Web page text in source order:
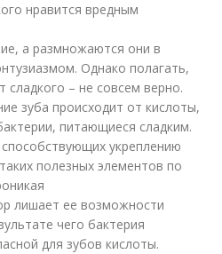
нравится вредным
а размножаются они в
Однако полагать,
сладкого – не совсем верно.
зуба происходит от кислоты,
питающиеся сладким.
укреплению
полезных элементов по
лишает ее возможности
чего бактерия
для зубов кислоты.